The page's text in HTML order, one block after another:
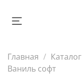
Главная Каталог
Ваниль софт